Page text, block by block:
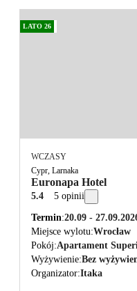
LATO 26
WCZASY
Cypr, Larnaka
Euronapa Hotel
5.4 5 opinii
Termin 20.09 -
Miejsce wylotu Wrocław
Pokój Apartament
Wyżywienie Bez
Organizator Itaka